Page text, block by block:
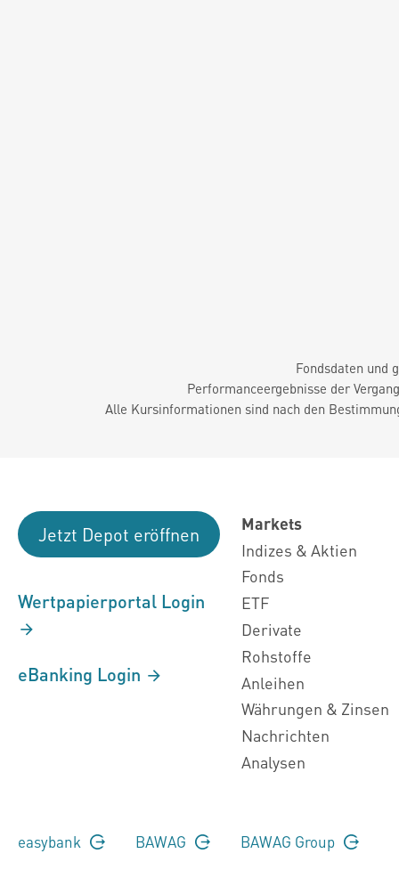
Fondsdaten und
Performanceergebnisse der
Alle Kursinformationen sind nach den
Jetzt Depot eröffnen
Wertpapierportal Login
eBanking Login
Markets
Indizes & Aktien
Fonds
ETF
Derivate
Rohstoffe
Anleihen
Währungen & Zinsen
Nachrichten
Analysen
easybank BAWAG BAWAG Group